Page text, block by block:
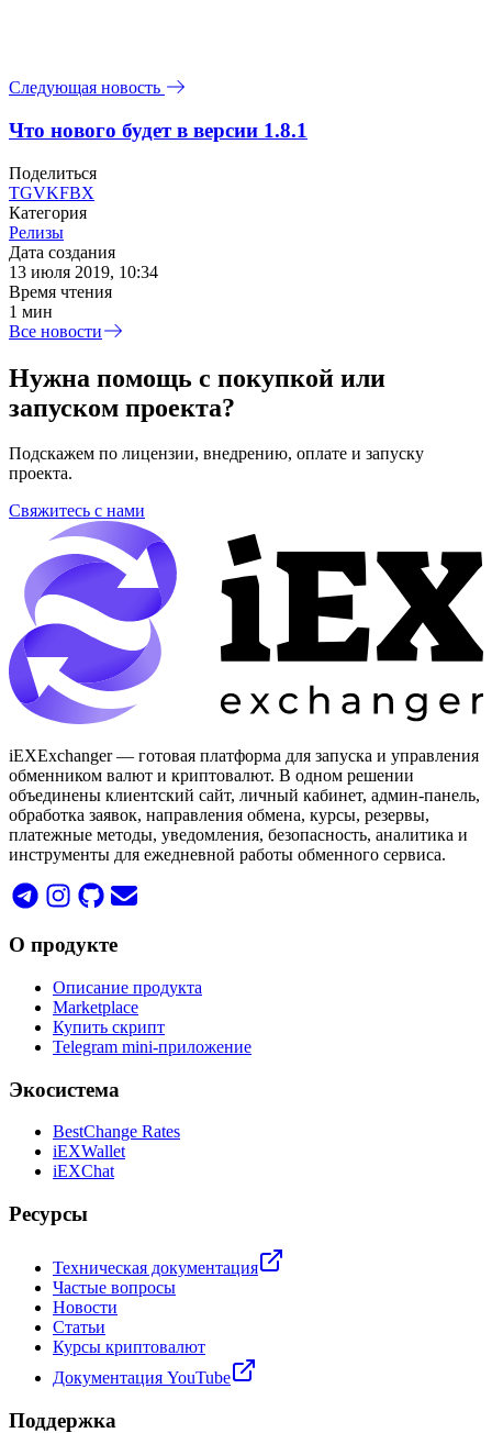
Следующая новость
Что нового будет в версии 1.8.1
Поделиться
TGVKFBX
Категория
Релизы
Дата создания
13 июля 2019, 10:34
Время чтения
1 мин
Все новости
Нужна помощь с покупкой или
запуском проекта?
Подскажем по лицензии, внедрению, оплате и запуску
проекта.
Свяжитесь с нами
iEXExchanger — готовая платформа для запуска и управления
обменником валют и криптовалют. В одном решении
объединены клиентский сайт, личный кабинет, админ-панель,
обработка заявок, направления обмена, курсы, резервы,
платежные методы, уведомления, безопасность, аналитика и
инструменты для ежедневной работы обменного сервиса.
О продукте
Описание продукта
Marketplace
Купить скрипт
Telegram mini-приложение
Экосистема
BestChange Rates
iEXWallet
iEXChat
Ресурсы
Техническая документация
Частые вопросы
Новости
Статьи
Курсы криптовалют
Документация YouTube
Поддержка